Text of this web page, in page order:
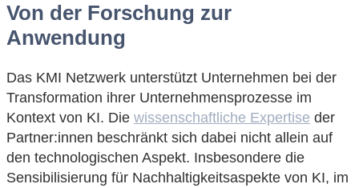
Von der Forschung zur
Anwendung
Das KMI Netzwerk unterstützt Unternehmen bei der
Transformation ihrer Unternehmensprozesse im
Kontext von KI. Die wissenschaftliche Expertise der
Partner:innen beschränkt sich dabei nicht allein auf
den technologischen Aspekt. Insbesondere die
Sensibilisierung für Nachhaltigkeitsaspekte von KI, im